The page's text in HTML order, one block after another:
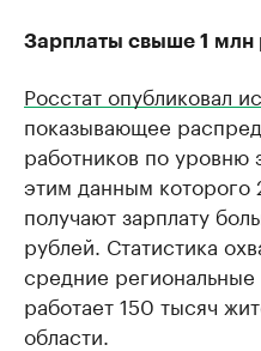
Зарплаты свыше 1 млн
Росстат опубликовал
показывающее
работников по уровню
этим данным которого
получают зарплату
рублей. Статистика
средние
работает 150 тысяч
области.